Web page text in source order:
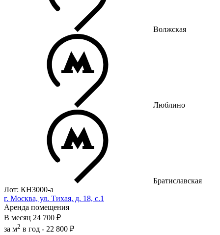
Волжская
Люблино
Братиславская
Лот: КН3000-a
г. Москва, ул. Тихая, д. 18, с.1
Аренда помещения
В месяц 24 700 ₽
за м2 в год - 22 800 ₽